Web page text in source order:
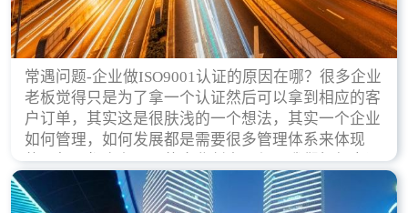
常遇问题-企业做ISO9001认证的原因在哪？很多企业
老板觉得只是为了拿一个认证然后可以拿到相应的客
户订单，其实这是很肤浅的一个想法，其实一个企业
如何管理，如何发展都是需要很多管理体系来体现
的，每天都会有不同的企业创立，但是我们如何去证
实一个企业的合法，有质量保证了？这就是ISO9001
认证体现价值的时候，那么键锋小编就来细说下企业